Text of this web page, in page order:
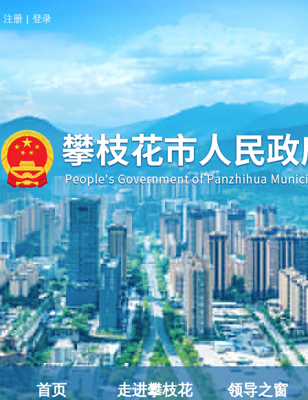
注册 | 登录
首页 走进攀枝花 领导之窗